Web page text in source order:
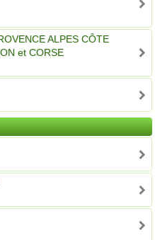
ALPES CÔTE
et CORSE